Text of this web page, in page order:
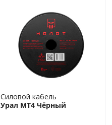
Силовой кабель
Урал МТ4 Чёрный